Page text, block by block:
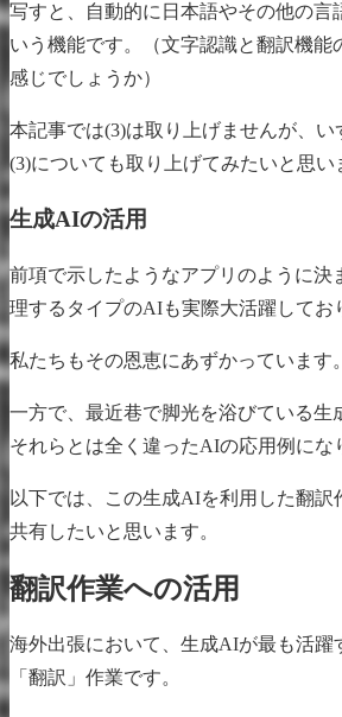
写すと、自動的に日本語やその他の言
いう機能です。（文字認識と翻訳機能
感じでしょうか）
本記事では(3)は取り上げませんが、い
(3)についても取り上げてみたいと思い
生成AIの活用
前項で示したようなアプリのように決
理するタイプのAIも実際大活躍してお
私たちもその恩恵にあずかっています。
一方で、最近巷で脚光を浴びている生
それらとは全く違ったAIの応用例にな
以下では、この生成AIを利用した翻訳
共有したいと思います。
翻訳作業への活用
海外出張において、生成AIが最も活躍
「翻訳」作業です。